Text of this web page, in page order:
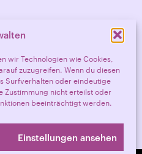
wir Technologien wie Cookies,
zuzugreifen. Wenn du diesen
Surfverhalten oder eindeutige
Zustimmung nicht erteilst oder
beeinträchtigt werden.
Einstellungen ansehen